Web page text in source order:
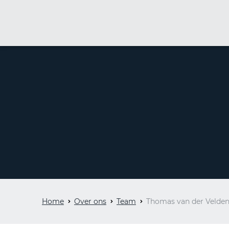
Home Over ons Team Thomas van der Velden